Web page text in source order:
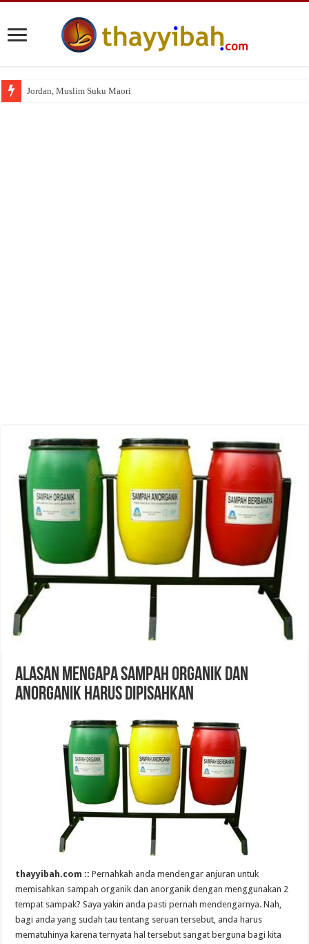
Jordan, Muslim Suku Maori
Alasan Mengapa Sampah Organik dan
Anorganik Harus Dipisahkan
thayyibah.com :: Pernahkah anda mendengar anjuran untuk
memisahkan sampah organik dan anorganik dengan menggunakan 2
tempat sampak? Saya yakin anda pasti pernah mendengarnya. Nah,
bagi anda yang sudah tau tentang seruan tersebut, anda harus
mematuhinya karena ternyata hal tersebut sangat berguna bagi kita